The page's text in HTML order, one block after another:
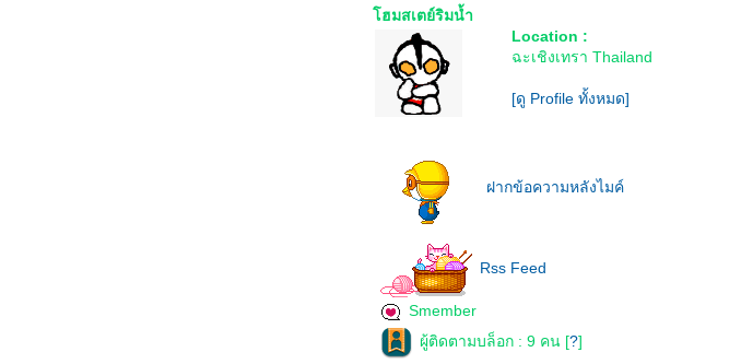
ฮมสเตย์ริมน้ำ
Location :
ฉะเชิงเทรา Thailand
[ดู Profile ทั้งหมด]
ฝากข้อความหลังไมค์
Rss Feed
Smember
ผู้ติดตามบล็อก : 9 คน [?]